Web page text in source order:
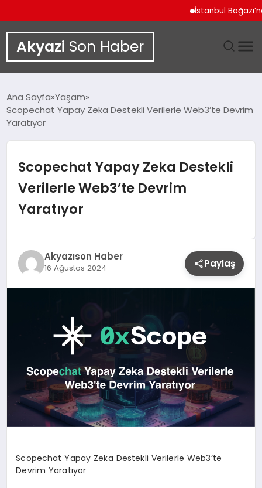
İstanbul
Akyazi Son Haber
SIYASET
EKONOMI
SPOR
YAŞAM
Ana Sayfa Yaşam
Scopechat Yapay Zeka Destekli Verilerle Web3’te Devrim
Yaratıyor
Scopechat Yapay Zeka Destekli
Verilerle Web3’te Devrim
Yaratıyor
Akyazıson Haber
16 Ağustos 2024 Paylaş
Scopechat Yapay Zeka Destekli Verilerle Web3’te
Devrim Yaratıyor